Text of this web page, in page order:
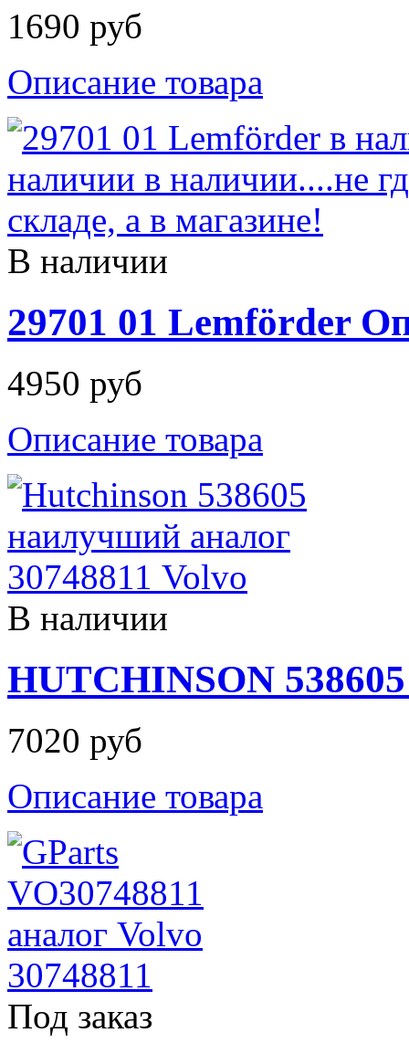
1690 руб
Описание товара
В наличии
29701 01 Lemförder
4950 руб
Описание товара
В наличии
HUTCHINSON
7020 руб
Описание товара
Под заказ